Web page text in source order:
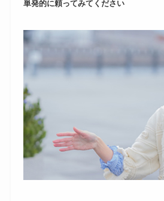
単発的に頼ってみてください